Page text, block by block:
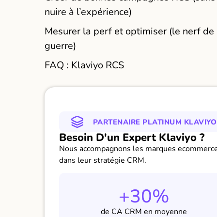
nuire à l’expérience)
Mesurer la perf et optimiser (le nerf de
guerre)
FAQ : Klaviyo RCS
PARTENAIRE PLATINUM KLAVIYO
Besoin D'un Expert Klaviyo ?
Nous accompagnons les marques
dans leur stratégie CRM.
+30%
de CA CRM en moyenne